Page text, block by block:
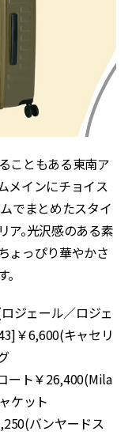
こともある東南ア
メインにチョイス
でまとめたスタイ
ア。光沢感のある素
ょっぴり華やかさ
ジェール／ロジェ
￥6,600(キャセリ
ート￥26,400(Mila
ケット
バンヤードス